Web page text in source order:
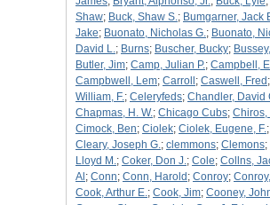
Shaw; Buck, Shaw S.; Bumgarner, Jack
Jake; Buonato, Nicholas G.; Buonato,
David L.; Burns; Buscher, Bucky;
Butler, Jim; Camp, Julian P.; Campbell,
Campbwell, Lem; Carroll ; Caswell, Fred ;
William, F.; Celeryfeds; Chandler, David
Chapmas, H. W.; Chicago Cubs; Chiros,
Cimock, Ben; Ciolek; Ciolek, Eugene, F.;
Cleary, Joseph G.; clemmons; Clemons;
Lloyd M.; Coker, Don J.; Cole; Collns,
Al ; Conn; Conn, Harold ; Conroy;
Cook, Arthur E.; Cook, Jim; Cooney,